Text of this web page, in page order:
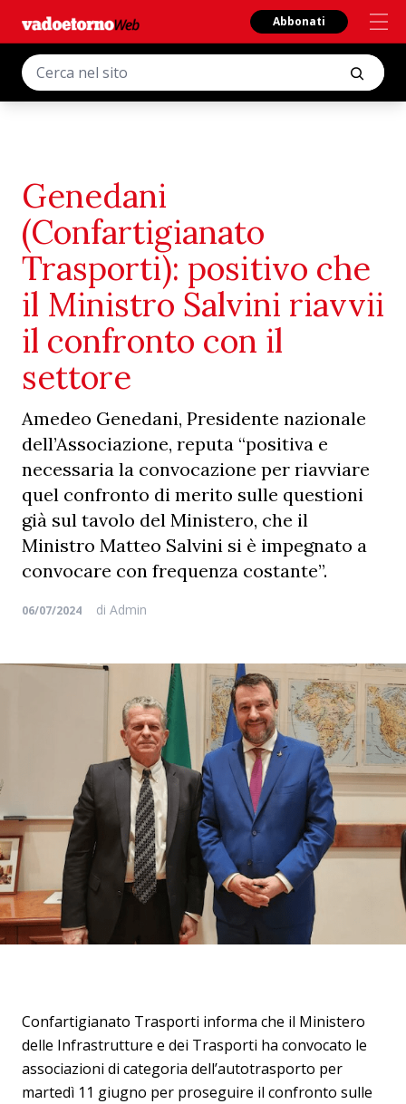
Abbonati
Genedani
(Confartigianato
Trasporti): positivo che
il Ministro Salvini riavvii
il confronto con il
settore
Amedeo Genedani, Presidente nazionale
dell’Associazione, reputa “positiva e
necessaria la convocazione per riavviare
quel confronto di merito sulle questioni
già sul tavolo del Ministero, che il
Ministro Matteo Salvini si è impegnato a
convocare con frequenza costante”.
06/07/2024 di Admin
Confartigianato Trasporti informa che il Ministero
delle Infrastrutture e dei Trasporti ha convocato le
associazioni di categoria dell’autotrasporto per
martedì 11 giugno per proseguire il confronto sulle